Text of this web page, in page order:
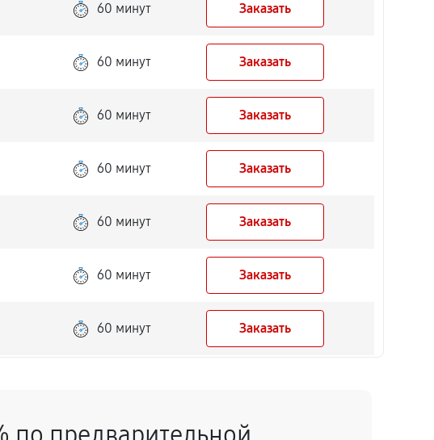
60 минут Заказать
60 минут Заказать
60 минут Заказать
60 минут Заказать
60 минут Заказать
60 минут Заказать
60 минут Заказать
60 минут Заказать